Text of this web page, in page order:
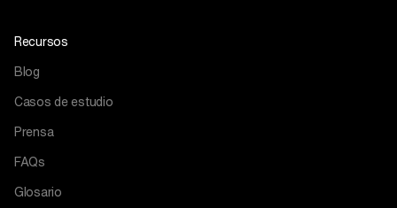
Recursos
Blog
Casos de estudio
Prensa
FAQs
Glosario